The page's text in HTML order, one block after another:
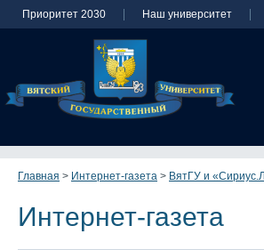
Приоритет 2030 Наш университет
Главная > Интернет-газета > ВятГУ и
Интернет-газета